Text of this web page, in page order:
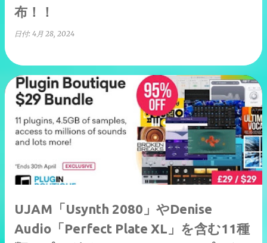
布！！
日付: 4月 28, 2024
UJAM「Usynth 2080」やDenise
Audio「Perfect Plate XL」を含む11種